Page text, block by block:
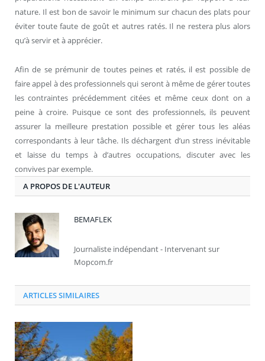
nature. Il est bon de savoir le minimum sur chacun des plats pour
éviter toute faute de goût et autres ratés. Il ne restera plus alors
qu’à servir et à apprécier.
Afin de se prémunir de toutes peines et ratés, il est possible de
faire appel à des professionnels qui seront à même de gérer toutes
les contraintes précédemment citées et même ceux dont on a
peine à croire. Puisque ce sont des professionnels, ils peuvent
assurer la meilleure prestation possible et gérer tous les aléas
correspondants à leur tâche. Ils déchargent d’un stress inévitable
et laisse du temps à d’autres occupations, discuter avec les
convives par exemple.
A PROPOS DE L'AUTEUR
BEMAFLEK
Journaliste indépendant - Intervenant sur
Mopcom.fr
ARTICLES SIMILAIRES